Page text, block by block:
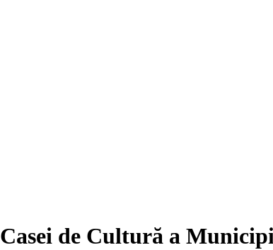
de Cultură a